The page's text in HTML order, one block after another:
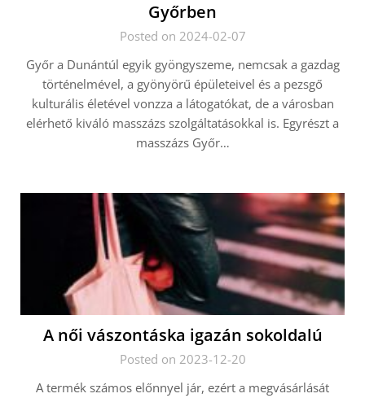
Győrben
Posted on 2024-02-07
Győr a Dunántúl egyik gyöngyszeme, nemcsak a gazdag
történelmével, a gyönyörű épületeivel és a pezsgő
kulturális életével vonzza a látogatókat, de a városban
elérhető kiváló masszázs szolgáltatásokkal is. Egyrészt a
masszázs Győr…
A női vászontáska igazán sokoldalú
Posted on 2023-12-20
A termék számos előnnyel jár, ezért a megvásárlását